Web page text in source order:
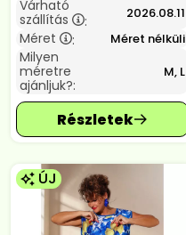
Várható
szállítás
: 2026.08.11
Méret : Méret nélküli
Milyen
méretre
ajánljuk?:
M, L
ÚJ